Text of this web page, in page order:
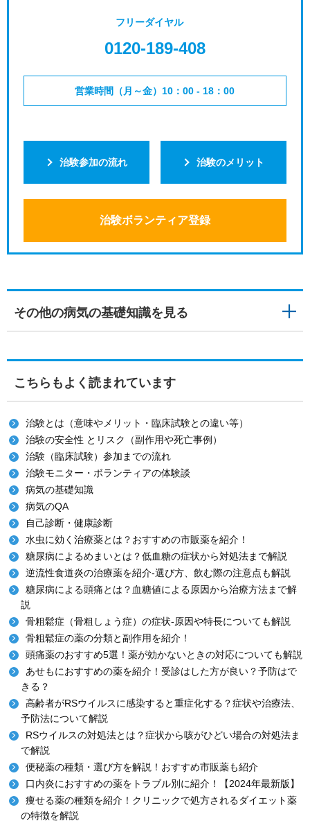
フリーダイヤル
0120-189-408
営業時間（月～金）10：00 - 18：00
治験参加の流れ 治験のメリット
治験ボランティア登録
その他の病気の基礎知識を見る
こちらもよく読まれています
治験とは（意味やメリット・臨床試験との違い等）
治験の安全性 とリスク（副作用や死亡事例）
治験（臨床試験）参加までの流れ
治験モニター・ボランティアの体験談
病気の基礎知識
病気のQA
自己診断・健康診断
水虫に効く治療薬とは？おすすめの市販薬を紹介！
糖尿病によるめまいとは？低血糖の症状から対処法まで解説
逆流性食道炎の治療薬を紹介-選び方、飲む際の注意点も解説
糖尿病による頭痛とは？血糖値による原因から治療方法まで解
説
骨粗鬆症（骨粗しょう症）の症状-原因や特長についても解説
骨粗鬆症の薬の分類と副作用を紹介！
頭痛薬のおすすめ5選！薬が効かないときの対応についても解説
あせもにおすすめの薬を紹介！受診はした方が良い？予防はで
きる？
高齢者がRSウイルスに感染すると重症化する？症状や治療法、
予防法について解説
RSウイルスの対処法とは？症状から咳がひどい場合の対処法ま
で解説
便秘薬の種類・選び方を解説！おすすめ市販薬も紹介
口内炎におすすめの薬をトラブル別に紹介！【2024年最新版】
痩せる薬の種類を紹介！クリニックで処方されるダイエット薬
の特徴を解説